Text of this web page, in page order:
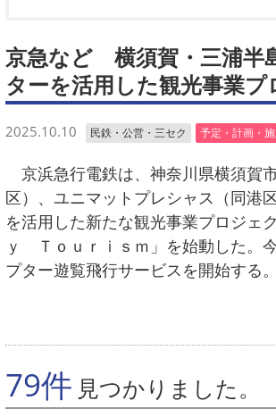
京急など 横須賀・三浦
ターを活用した観光事業
2025.10.10 民鉄・公営・三セク 予定・計画・
京浜急行電鉄は、神奈川県横須賀
区）、ユニマットプレシャス（同港
を活用した新たな観光事業プロジェ
ｙ Ｔｏｕｒｉｓｍ」を始動した。
プター遊覧飛行サービスを開始する。
79件 見つかりました。